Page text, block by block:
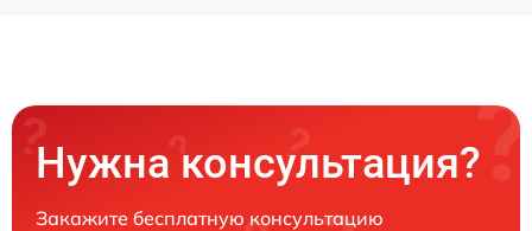
Нужна консультация?
Закажите бесплатную консультацию